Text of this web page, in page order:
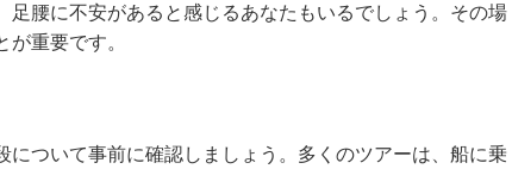
足腰に不安があると感じるあなたもいるでしょう。その場
重要です。
について事前に確認しましょう。多くのツアーは、船に乗